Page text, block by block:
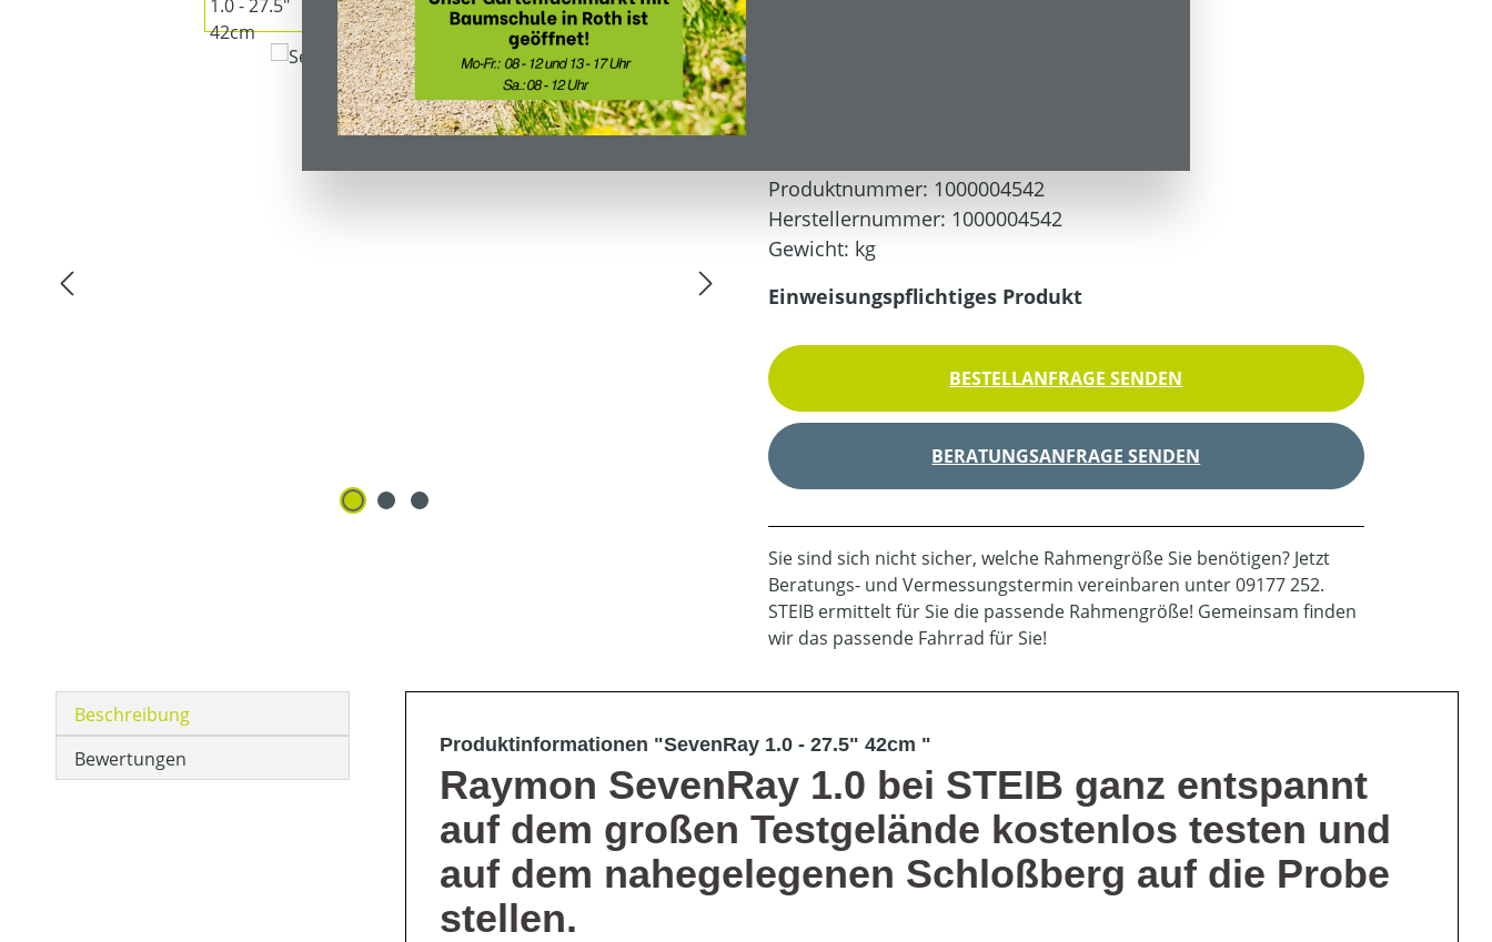
Produktnummer: 1000004542
Herstellernummer: 1000004542
Gewicht: kg
Einweisungspflichtiges Produkt
BESTELLANFRAGE SENDEN
BERATUNGSANFRAGE SENDEN
Sie sind sich nicht sicher, welche Rahmengröße Sie benötigen? Jetzt
Beratungs- und Vermessungstermin vereinbaren unter 09177 252.
STEIB ermittelt für Sie die passende Rahmengröße! Gemeinsam finden
wir das passende Fahrrad für Sie!
Beschreibung
Bewertungen
Produktinformationen "SevenRay 1.0 - 27.5" 42cm "
Raymon SevenRay 1.0 bei STEIB ganz entspannt
auf dem großen Testgelände kostenlos testen und
auf dem nahegelegenen Schloßberg auf die Probe
stellen.